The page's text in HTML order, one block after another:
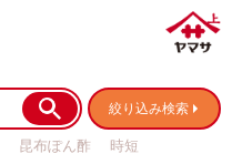
絞り込み検索
昆布ぽん酢
時短